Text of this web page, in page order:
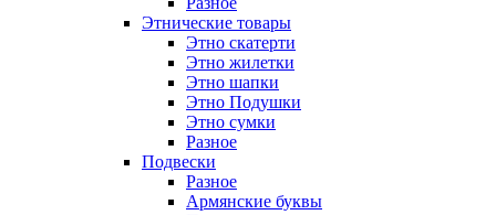
Этнические товары
Этно скатерти
Этно жилетки
Этно шапки
Этно Подушки
Этно сумки
Разное
Подвески
Разное
Армянские буквы